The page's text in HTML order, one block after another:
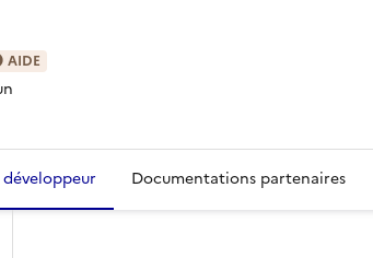
AIDE
développeur Documentations partenaires